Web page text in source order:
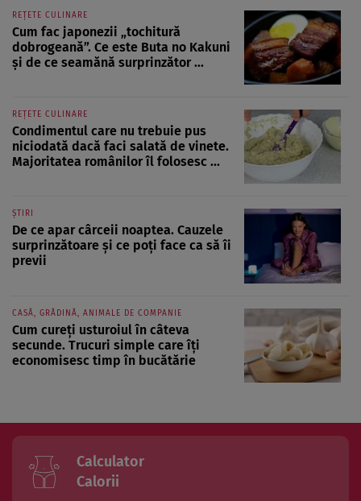
REȚETE CULINARE
Cum fac japonezii „tochitură
dobrogeană”. Ce este Buta no Kakuni
și de ce seamănă surprinzător ...
REȚETE CULINARE
Condimentul care nu trebuie pus
niciodată dacă faci salată de vinete.
Majoritatea românilor îl folosesc ...
ȘTIRI
De ce apar cârceii noaptea. Cauzele
surprinzătoare și ce poți face ca să îi
previi
CASĂ, GRĂDINĂ, ANIMALE DE COMPANIE
Cum cureți usturoiul în câteva
secunde. Trucuri simple care îți
economisesc timp în bucătărie
Calculator
Calorii